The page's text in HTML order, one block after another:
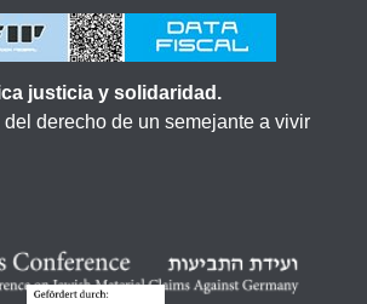
justicia y solidaridad.
del derecho de un semejante a vivir